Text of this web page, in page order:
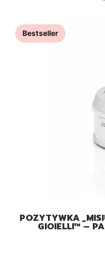
Bestseller
POZYTYWKA
GIOIELLI™ –